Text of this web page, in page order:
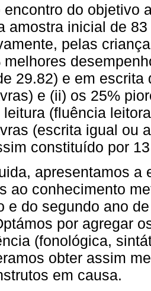
encontro do objetivo
amostra inicial de
pelas
melhores
29.82) e em
e (ii) os 25%
leitura (fluência
(escrita igual ou
constituído por
apresentamos
ao conhecimento
e do segundo ano
por agregar
(fonológica,
obter assim
em causa.